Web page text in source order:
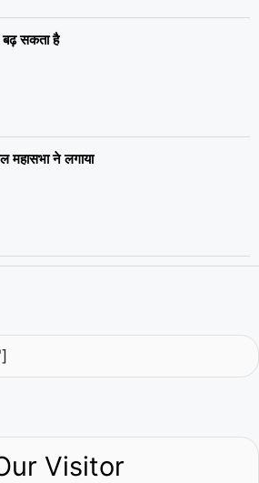
सकता है
महासभा ने लगाया
Visitor